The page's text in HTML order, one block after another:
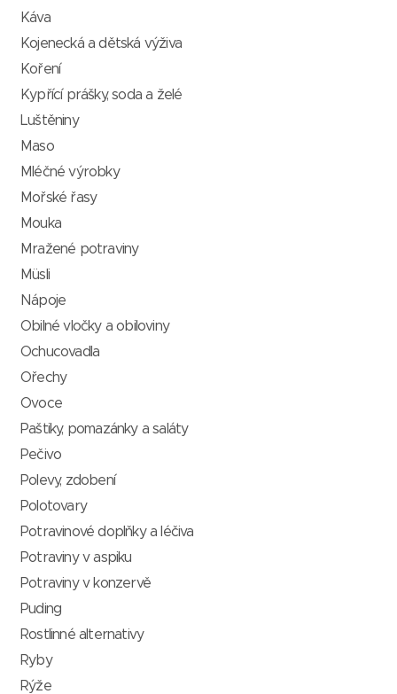
Káva
Kojenecká a dětská výživa
Koření
Kypřící prášky, soda a želé
Luštěniny
Maso
Mléčné výrobky
Mořské řasy
Mouka
Mražené potraviny
Müsli
Nápoje
Obilné vločky a obiloviny
Ochucovadla
Ořechy
Ovoce
Paštiky, pomazánky a saláty
Pečivo
Polevy, zdobení
Polotovary
Potravinové doplňky a léčiva
Potraviny v aspiku
Potraviny v konzervě
Puding
Rostlinné alternativy
Ryby
Rýže